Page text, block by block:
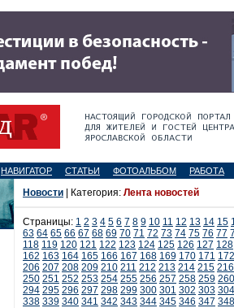
НАВИГАТОР СТАТЬИ ФОТОАЛЬБОМ РАБОТА
Новости | Категория: Лента новостей
Страницы: 1 2 3 4 5 6 7 8 9 10 11 12 13 14 15
63 64 65 66 67 68 69 70 71 72 73 74 75 76 77
118 119 120 121 122 123 124 125 126 127 128
162 163 164 165 166 167 168 169 170 171 172
206 207 208 209 210 211 212 213 214 215 216
250 251 252 253 254 255 256 257 258 259 260
294 295 296 297 298 299 300 301 302 303 304
338 339 340 341 342 343 344 345 346 347 348